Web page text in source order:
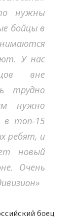
нужны
бойцы в
У нас
вне
трудно
нужно
в топ-15
ребят, и
новый
Очень
боец